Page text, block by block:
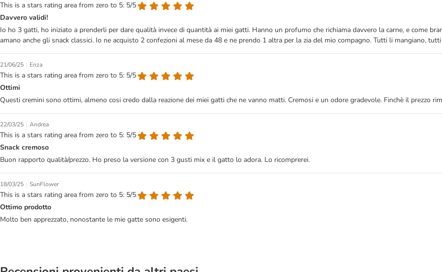
This is a stars rating area from zero to 5: 5/5
Davvero validi!
Io ho 3 gatti, ho iniziato a prenderli per dare qualità invece di quantità ai miei gatti. Hanno un profumo che richiama davvero la carne, e come
amano anche gli snack classici. Io ne acquisto 2 confezioni al mese da 48 e ne prendo 1 altra per la zia del mio compagno. Tutti li mangiano,
21/06/25 | Enza
This is a stars rating area from zero to 5: 5/5
Ottimi
Questi cremini sono ottimi, almeno cosi credo dalla reazione dei miei gatti che ne vanno matti. Cremosi e un odore gradevole. Finchè il prezzo
22/03/25 | Andrea
This is a stars rating area from zero to 5: 5/5
Snack cremoso
Buon rapporto qualità/prezzo. Ho preso la versione con 3 gusti mix e il gatto lo adora. Lo ricomprerei.
18/03/25 | SunFlower
This is a stars rating area from zero to 5: 5/5
Ottimo prodotto
Molto ben apprezzato, nonostante le mie gatte sono esigenti.